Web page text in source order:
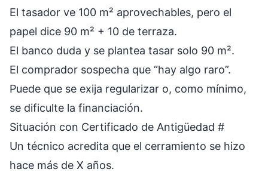
El tasador ve 100 m² aprovechables, pero el
papel dice 90 m² + 10 de terraza.
El banco duda y se plantea tasar solo 90 m².
El comprador sospecha que “hay algo raro”.
Puede que se exija regularizar o, como mínimo,
se dificulte la financiación.
Situación con Certificado de Antigüedad #
Un técnico acredita que el cerramiento se hizo
hace más de X años.